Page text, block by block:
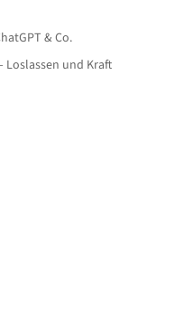
& Co.
Loslassen und Kraft